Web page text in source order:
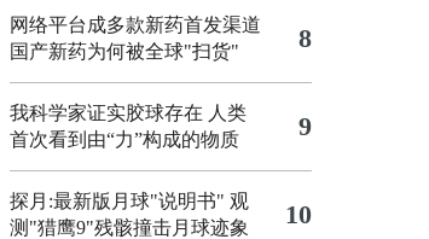
网络平台成多款新药首发渠道
国产新药为何被全球"扫货"
8
我科学家证实胶球存在 人类
首次看到由“力”构成的物质
9
探月:最新版月球"说明书" 观
测"猎鹰9"残骸撞击月球迹象
10